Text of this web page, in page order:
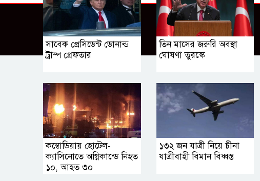
সাবেক প্রেসিডেন্ট ডোনাল্ড
ট্রাম্প গ্রেফতার
তিন মাসের জরুরি অবস্থা
ঘোষণা তুরস্কে
কম্বোডিয়ায় হোটেল-
ক্যাসিনোতে অগ্নিকান্ডে নিহত
১০, আহত ৩০
১৩২ জন যাত্রী নিয়ে চীনা
যাত্রীবাহী বিমান বিধ্বস্ত